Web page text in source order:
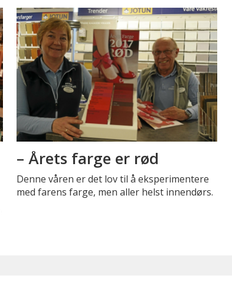
– Årets farge er rød
Denne våren er det lov til å eksperimentere
med farens farge, men aller helst innendørs.